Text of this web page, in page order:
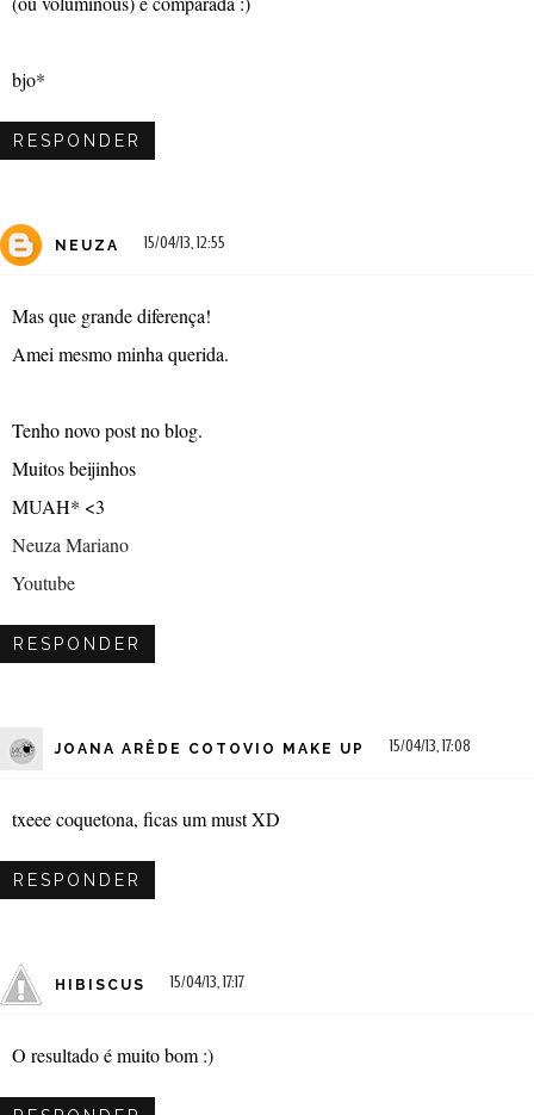
bjo*
RESPONDER
NEUZA 15/04/13, 12:55
Mas que grande diferença!
Amei mesmo minha querida.
Tenho novo post no blog.
Muitos beijinhos
MUAH* <3
Neuza Mariano
Youtube
RESPONDER
JOANA ARÊDE COTOVIO MAKE UP 15/04/13, 17:08
txeee coquetona, ficas um must XD
RESPONDER
HIBISCUS 15/04/13, 17:17
O resultado é muito bom :)